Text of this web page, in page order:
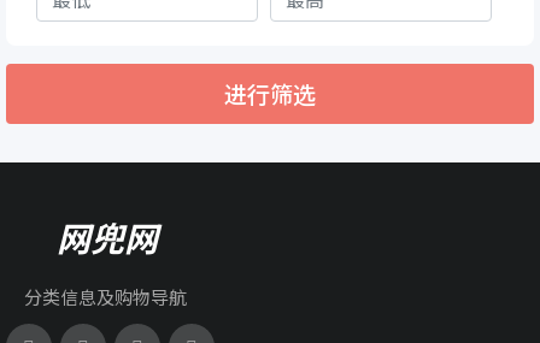
进行筛选
网兜网
分类信息及购物导航